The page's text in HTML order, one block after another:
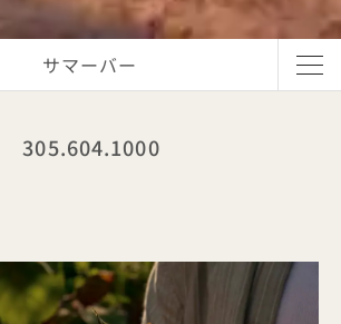
サマーバー
305.604.1000